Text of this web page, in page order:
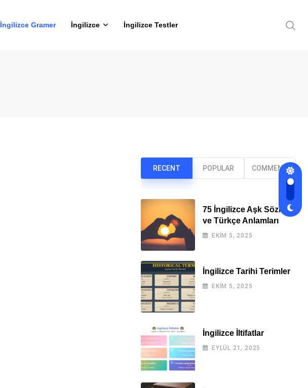
İngilizce Gramer İngilizce İngilizce Testler
RECENT POPULAR COMMENT
75 İngilizce Aşk Sözleri
ve Türkçe Anlamları
EKIM 5, 2025
İngilizce Tarihi Terimler
EKIM 5, 2025
İngilizce İltifatlar
EYLÜL 21, 2025